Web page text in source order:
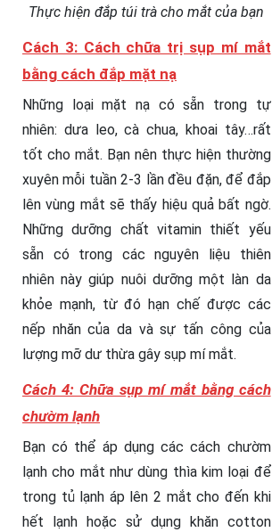
Thực hiện đắp túi trà cho mắt của bạn
Cách 3: Cách chữa trị sụp mí mắt
bằng cách đắp mặt nạ
Những loại mặt nạ có sẵn trong tự
nhiên: dưa leo, cà chua, khoai tây…rất
tốt cho mắt. Bạn nên thực hiện thường
xuyên mỗi tuần 2-3 lần đều đặn, để đắp
lên vùng mắt sẽ thấy hiệu quả bất ngờ.
Những dưỡng chất vitamin thiết yếu
sẵn có trong các nguyên liệu thiên
nhiên này giúp nuôi dưỡng một làn da
khỏe mạnh, từ đó hạn chế được các
nếp nhăn của da và sự tấn công của
lượng mỡ dư thừa gây sụp mí mắt.
Cách 4: Chữa sụp mí mắt bằng cách
chườm lạnh
Bạn có thể áp dụng các cách chườm
lạnh cho mắt như dùng thìa kim loại để
trong tủ lạnh áp lên 2 mắt cho đến khi
hết lạnh hoặc sử dụng khăn cotton